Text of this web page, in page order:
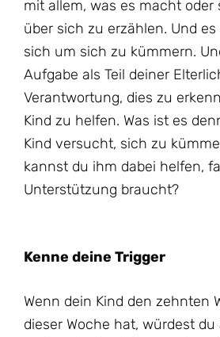
mit allem, was es macht oder
über sich zu erzählen. Und
sich um sich zu kümmern.
Aufgabe als Teil deiner
Verantwortung, dies zu
Kind zu helfen. Was ist es
Kind versucht, sich zu
kannst du ihm dabei helfen,
Unterstützung braucht?
Kenne deine Trigger
Wenn dein Kind den zehnten
dieser Woche hat, würdest